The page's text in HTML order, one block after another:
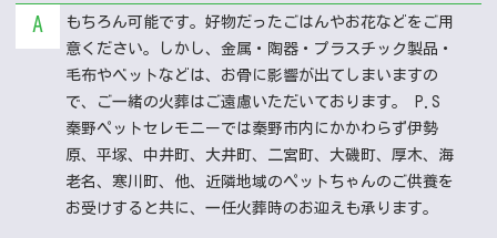
A
もちろん可能です。好物だったごはんやお花などをご用
意ください。しかし、金属・陶器・プラスチック製品・
毛布やベットなどは、お骨に影響が出てしまいますの
で、ご一緒の火葬はご遠慮いただいております。 P.S
秦野ペットセレモニーでは秦野市内にかかわらず伊勢
原、平塚、中井町、大井町、二宮町、大磯町、厚木、海
老名、寒川町、他、近隣地域のペットちゃんのご供養を
お受けすると共に、一任火葬時のお迎えも承ります。